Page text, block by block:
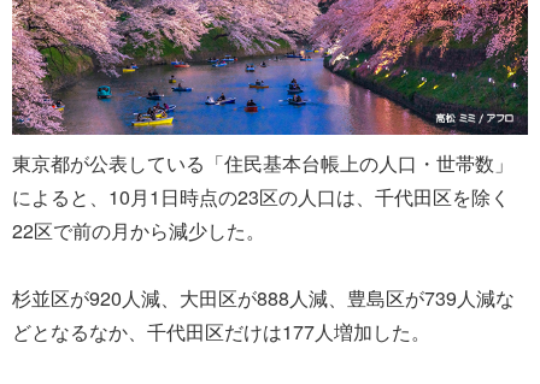
東京都が公表している「住民基本台帳上の人口・世帯数」
によると、10月1日時点の23区の人口は、千代田区を除く
22区で前の月から減少した。
杉並区が920人減、大田区が888人減、豊島区が739人減な
どとなるなか、千代田区だけは177人増加した。